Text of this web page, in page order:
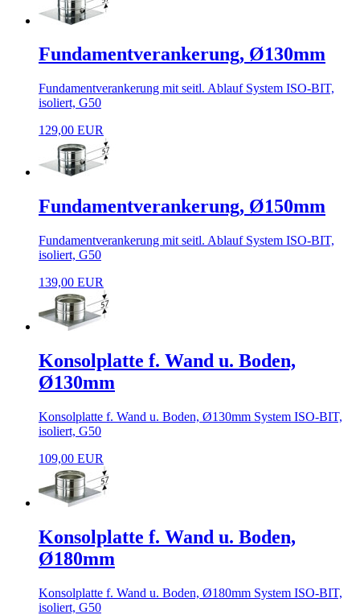
Fundamentverankerung, Ø130mm
Fundamentverankerung mit seitl. Ablauf System ISO-BIT,
isoliert, G50
129,00 EUR
Fundamentverankerung, Ø150mm
Fundamentverankerung mit seitl. Ablauf System ISO-BIT,
isoliert, G50
139,00 EUR
Konsolplatte f. Wand u. Boden,
Ø130mm
Konsolplatte f. Wand u. Boden, Ø130mm System ISO-BIT,
isoliert, G50
109,00 EUR
Konsolplatte f. Wand u. Boden,
Ø180mm
Konsolplatte f. Wand u. Boden, Ø180mm System ISO-BIT,
isoliert, G50